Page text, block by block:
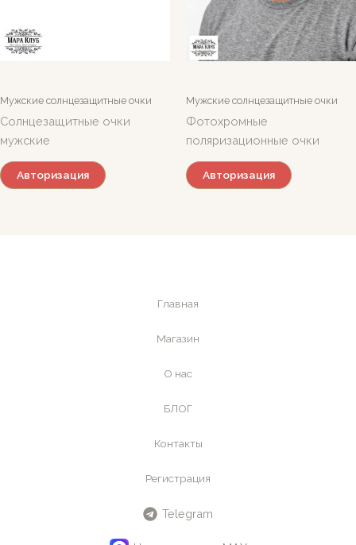
Мужские солнцезащитные очки
Солнцезащитные очки
мужские
Авторизация
Мужские солнцезащитные очки
Фотохромные
поляризационные очки
Авторизация
Главная
Магазин
О нас
БЛОГ
Контакты
Регистрация
Telegram